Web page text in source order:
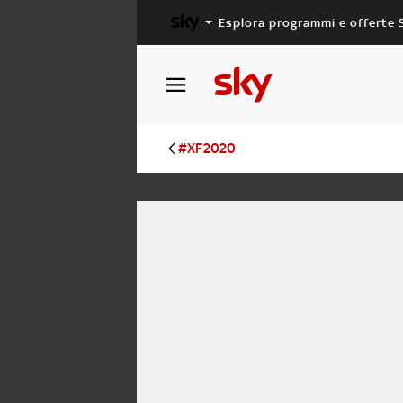
Esplora programmi e offerte
#XF2020